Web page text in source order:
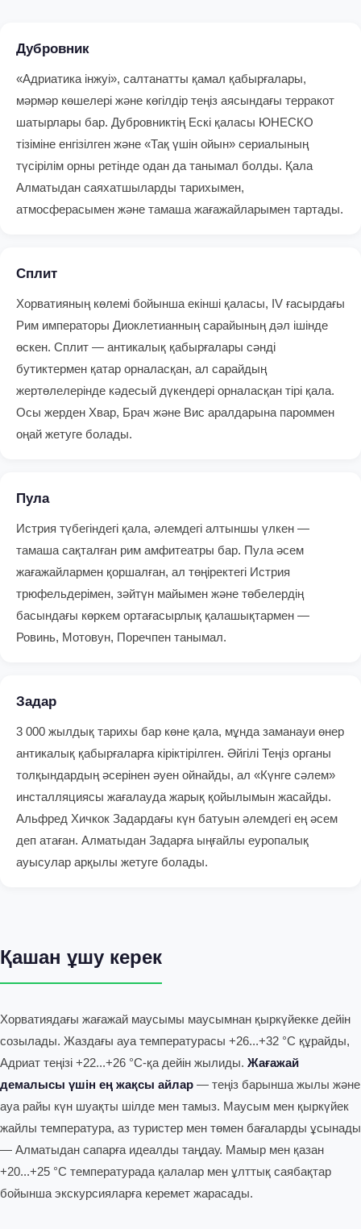
Дубровник
«Адриатика інжуі», салтанатты қамал қабырғалары,
мәрмәр көшелері және көгілдір теңіз аясындағы терракот
шатырлары бар. Дубровниктің Ескі қаласы ЮНЕСКО
тізіміне енгізілген және «Тақ үшін ойын» сериалының
түсірілім орны ретінде одан да танымал болды. Қала
Алматыдан саяхатшыларды тарихымен,
атмосферасымен және тамаша жағажайларымен тартады.
Сплит
Хорватияның көлемі бойынша екінші қаласы, IV ғасырдағы
Рим императоры Диоклетианның сарайының дәл ішінде
өскен. Сплит — антикалық қабырғалары сәнді
бутиктермен қатар орналасқан, ал сарайдың
жертөлелерінде кәдесый дүкендері орналасқан тірі қала.
Осы жерден Хвар, Брач және Вис аралдарына пароммен
оңай жетуге болады.
Пула
Истрия түбегіндегі қала, әлемдегі алтыншы үлкен —
тамаша сақталған рим амфитеатры бар. Пула әсем
жағажайлармен қоршалған, ал төңіректегі Истрия
трюфельдерімен, зәйтүн майымен және төбелердің
басындағы көркем ортағасырлық қалашықтармен —
Ровинь, Мотовун, Поречпен танымал.
Задар
3 000 жылдық тарихы бар көне қала, мұнда заманауи өнер
антикалық қабырғаларға кіріктірілген. Әйгілі Теңіз органы
толқындардың әсерінен әуен ойнайды, ал «Күнге сәлем»
инсталляциясы жағалауда жарық қойылымын жасайды.
Альфред Хичкок Задардағы күн батуын әлемдегі ең әсем
деп атаған. Алматыдан Задарға ыңғайлы еуропалық
ауысулар арқылы жетуге болады.
Қашан ұшу керек
Хорватиядағы жағажай маусымы маусымнан қыркүйекке дейін
созылады. Жаздағы ауа температурасы +26...+32 °C құрайды,
Адриат теңізі +22...+26 °C-қа дейін жылиды. Жағажай
демалысы үшін ең жақсы айлар — теңіз барынша жылы және
ауа райы күн шуақты шілде мен тамыз. Маусым мен қыркүйек
жайлы температура, аз туристер мен төмен бағаларды ұсынады
— Алматыдан сапарға идеалды таңдау. Мамыр мен қазан
+20...+25 °C температурада қалалар мен ұлттық саябақтар
бойынша экскурсияларға керемет жарасады.